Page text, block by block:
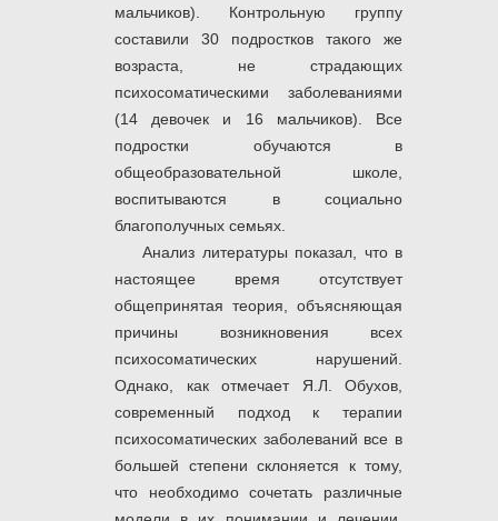
мальчиков). Контрольную группу
составили 30 подростков такого же
возраста, не страдающих
психосоматическими заболеваниями
(14 девочек и 16 мальчиков). Все
подростки обучаются в
общеобразовательной школе,
воспитываются в социально
благополучных семьях.
Анализ литературы показал, что в
настоящее время отсутствует
общепринятая теория, объясняющая
причины возникновения всех
психосоматических нарушений.
Однако, как отмечает Я.Л. Обухов,
современный подход к терапии
психосоматических заболеваний все в
большей степени склоняется к тому,
что необходимо сочетать различные